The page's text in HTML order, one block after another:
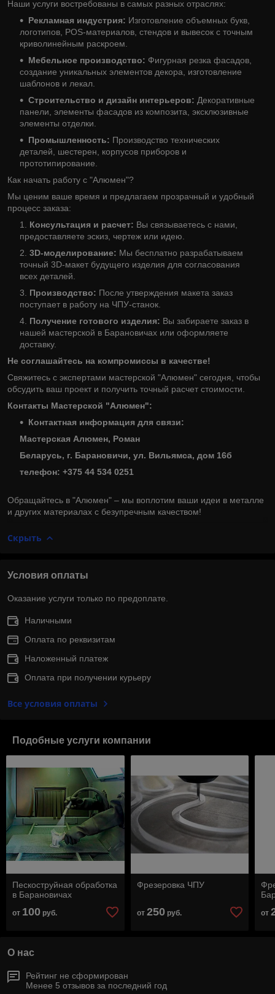
Наши услуги востребованы в самых разных отраслях:
Рекламная индустрия: Изготовление объемных букв,
логотипов, POS-материалов, стендов и вывесок с точным
криволинейным раскроем.
Мебельное производство: Фигурная резка фасадов,
создание уникальных элементов декора, изготовление
шаблонов и лекал.
Строительство и дизайн интерьеров: Декоративные
панели, элементы фасадов из композита, эксклюзивные
элементы отделки.
Промышленность: Производство технических
деталей, шестерен, корпусов приборов и
прототипирование.
Как начать работу с "Алюмен"?
Мы ценим ваше время и предлагаем прозрачный и удобный
процесс заказа:
Консультация и расчет: Вы связываетесь с нами,
предоставляете эскиз, чертеж или идею.
3D-моделирование: Мы бесплатно разрабатываем
точный 3D-макет будущего изделия для согласования
всех деталей.
Производство: После утверждения макета заказ
поступает в работу на ЧПУ-станок.
Получение готового изделия: Вы забираете заказ в
нашей мастерской в Барановичах или оформляете
доставку.
Не соглашайтесь на компромиссы в качестве!
Свяжитесь с экспертами мастерской "Алюмен" сегодня, чтобы
обсудить ваш проект и получить точный расчет стоимости.
Контакты Мастерской "Алюмен":
Контактная информация для связи:
Мастерская Алюмен, Роман
Беларусь, г. Барановичи, ул. Вильямса, дом 16б
телефон: +375 44 534 0251
Обращайтесь в "Алюмен" – мы воплотим ваши идеи в металле
и других материалах с безупречным качеством!
Скрыть
Условия оплаты
Оказание услуги только по предоплате.
Наличными
Оплата по реквизитам
Наложенный платеж
Оплата при получении курьеру
Все условия оплаты
Подобные услуги компании
Пескоструйная обработка
в Барановичах
от 100 руб.
Фрезеровка ЧПУ
от 250руб. от
О нас
Рейтинг не сформирован
Менее 5 отзывов за последний год